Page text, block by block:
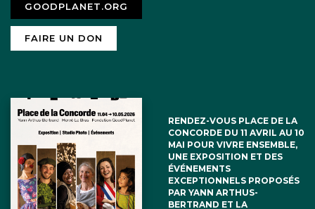
GOODPLANET.ORG
FAIRE UN DON
RENDEZ-VOUS PLACE DE LA
CONCORDE DU 11 AVRIL AU 10
MAI POUR VIVRE ENSEMBLE,
UNE EXPOSITION ET DES
ÉVÉNEMENTS
EXCEPTIONNELS PROPOSÉS
PAR YANN ARTHUS-
BERTRAND ET LA